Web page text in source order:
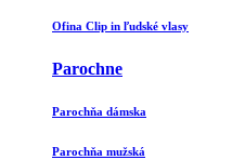
Ofina Clip in ľudské vlasy
Parochne
Parochňa dámska
Parochňa mužská